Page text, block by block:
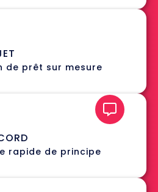
de prêt sur mesure
rapide de principe